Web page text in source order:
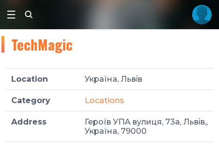
TechMagic
Location Україна, Львів
Category Locations
Address
Героїв УПА вулиця, 73а, Львів,,
Україна, 79000